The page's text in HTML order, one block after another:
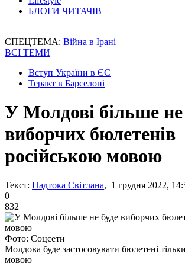
БЛОГИ ЧИТАЧІВ
СПЕЦТЕМА: Війна в Ірані
ВСІ ТЕМИ
Вступ України в ЄС
Теракт в Барселоні
У Молдові більше не
виборчих бюлетенів
російською мовою
Текст: Надтока Світлана, 1 грудня 2022,
0
832
Фото: Соцсети
Молдова буде застосовувати бюлетені
мовою